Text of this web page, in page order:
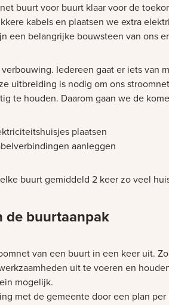
buurt voor buurt klaar voor de
kabels en plaatsen we extra
een belangrijke bouwsteen van ons
Iedereen gaat er iets van
uitbreiding is nodig om ons
te houden. Daarom gaan we de
plaatsen
aanleggen
buurt gemiddeld 2 keer zo veel
de buurtaanpak
van een buurt in een keer uit.
uit te voeren en
mogelijk.
met de gemeente door een plan per